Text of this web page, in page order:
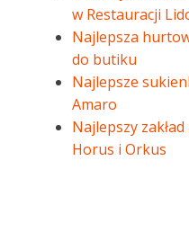
w Restauracji
Najlepsza
do butiku
Najlepsze
Amaro
Najlepszy
Horus i Orkus